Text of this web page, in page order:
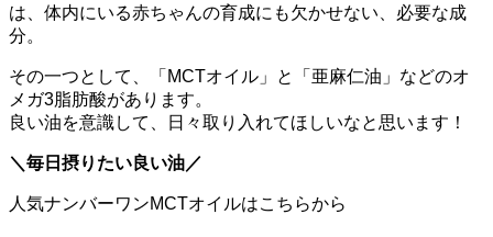
は、体内にいる赤ちゃんの育成にも欠かせない、必要な成
分。
その一つとして、「MCTオイル」と「亜麻仁油」などのオ
メガ3脂肪酸があります。
良い油を意識して、日々取り入れてほしいなと思います！
＼毎日摂りたい良い油／
人気ナンバーワンMCTオイルはこちらから